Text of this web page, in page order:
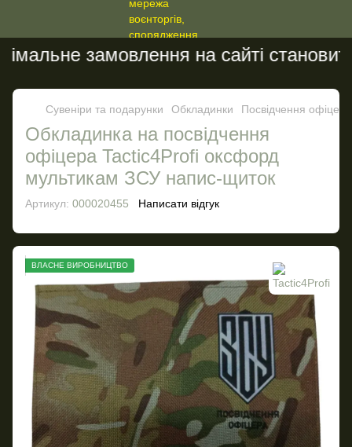
замовлення на сайті становить
Сувеніри та подарунки Обкладинки Посвідчення офіцера
Обкладинка на посвідчення
офіцера Tactic4Profi оксфорд
мультикам ЗСУ напис-щиток
Артикул: 000020455 Написати відгук
ВЛАСНЕ ВИРОБНИЦТВО